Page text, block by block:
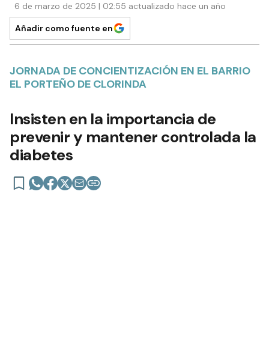
6 de marzo de 2025 | 02:55 actualizado hace un año
Añadir como fuente en
JORNADA DE CONCIENTIZACIÓN EN EL BARRIO
EL PORTEÑO DE CLORINDA
Insisten en la importancia de
prevenir y mantener controlada la
diabetes